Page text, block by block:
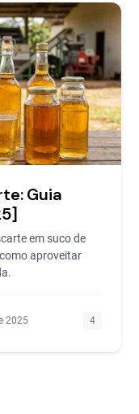
Guia
em suco de
aproveitar
2025 4